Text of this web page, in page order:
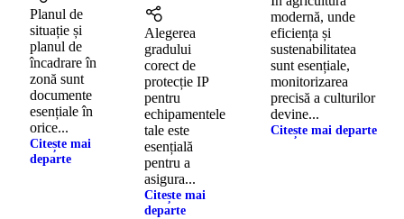
Planul de
situație și
planul de
încadrare în
zonă sunt
documente
esențiale în
orice...
Citește mai
departe
Alegerea
gradului
corect de
protecție IP
pentru
echipamentele
tale este
esențială
pentru a
asigura...
Citește mai
departe
modernă, unde
eficiența și
sustenabilitatea
sunt esențiale,
monitorizarea
precisă a culturilor
devine...
Citește mai departe